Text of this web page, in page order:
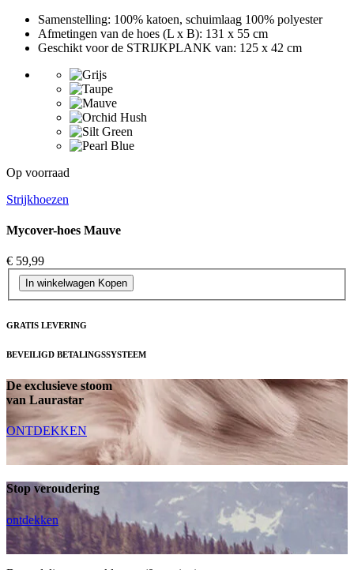
Samenstelling: 100% katoen, schuimlaag 100% polyester
Afmetingen van de hoes (L x B): 131 x 55 cm
Geschikt voor de STRIJKPLANK van: 125 x 42 cm
Op voorraad
Strijkhoezen
Mycover-hoes Mauve
€ 59,99
In winkelwagen Kopen
GRATIS LEVERING
BEVEILIGD BETALINGSSYSTEEM
De exclusieve stoom
van Laurastar
ONTDEKKEN
Stop veroudering
ontdekken